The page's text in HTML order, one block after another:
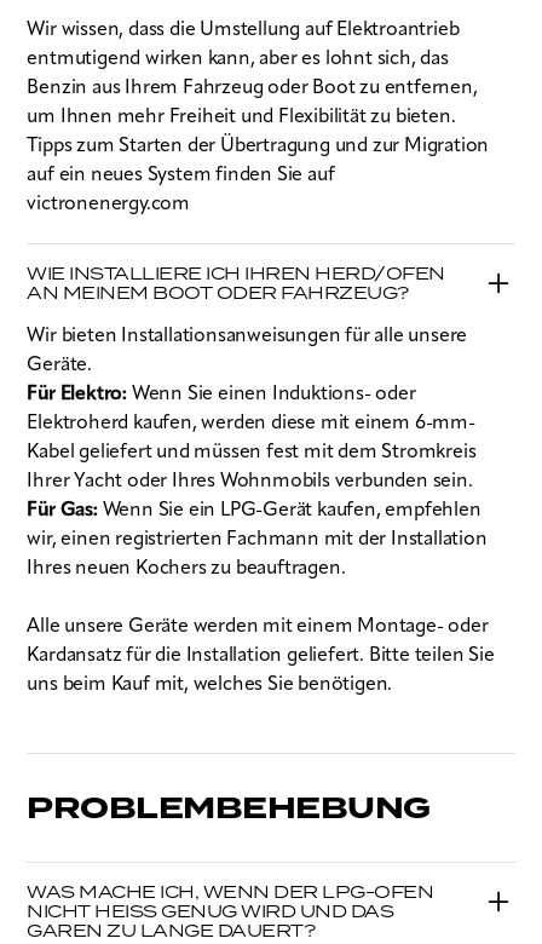
Wir wissen, dass die Umstellung auf Elektroantrieb
entmutigend wirken kann, aber es lohnt sich, das
Benzin aus Ihrem Fahrzeug oder Boot zu entfernen,
um Ihnen mehr Freiheit und Flexibilität zu bieten.
Tipps zum Starten der Übertragung und zur Migration
auf ein neues System finden Sie auf
victronenergy.com
WIE INSTALLIERE ICH IHREN HERD/OFEN
AN MEINEM BOOT ODER FAHRZEUG?
Wir bieten Installationsanweisungen für alle unsere
Geräte.
Für Elektro: Wenn Sie einen Induktions- oder
Elektroherd kaufen, werden diese mit einem 6-mm-
Kabel geliefert und müssen fest mit dem Stromkreis
Ihrer Yacht oder Ihres Wohnmobils verbunden sein.
Für Gas:Wenn Sie ein LPG-Gerät kaufen, empfehlen
wir, einen registrierten Fachmann mit der Installation
Ihres neuen Kochers zu beauftragen.
Alle unsere Geräte werden mit einem Montage- oder
Kardansatz für die Installation geliefert. Bitte teilen Sie
uns beim Kauf mit, welches Sie benötigen.
PROBLEMBEHEBUNG
WAS MACHE ICH, WENN DER LPG-OFEN
NICHT HEISS GENUG WIRD UND DAS G
AREN ZU LANGE DAUERT?